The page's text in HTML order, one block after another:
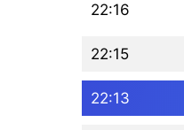
22:16
22:15
22:13